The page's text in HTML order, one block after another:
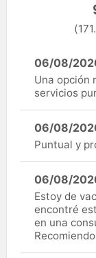
06/08/
Una opción
servicios
06/08/
Puntual y
06/08/
Estoy de
encontré
en una